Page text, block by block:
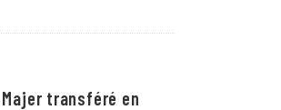
transféré en